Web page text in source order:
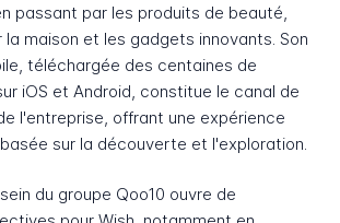
passant par les produits de beauté,
maison et les gadgets innovants. Son
téléchargée des centaines de
iOS et Android, constitue le canal de
l'entreprise, offrant une expérience
sur la découverte et l'exploration.
du groupe Qoo10 ouvre de